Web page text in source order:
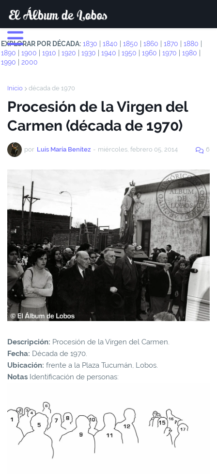
EXPLORAR POR DÉCADA: 1830 1840 1850 1860 1870 1880
1890
1900 1910 1920 1930 1940 1950 1960 1970 1980
1990
2000
Inicio década de 1970
Procesión de la Virgen del
Carmen (década de 1970)
por Luis María Benítez - miércoles, febrero 05, 2014 6
Descripción: Procesión de la Virgen del Carmen.
Fecha: Década de 1970.
Ubicación: frente a la Plaza Tucumán, Lobos.
Notas Identificación de personas: